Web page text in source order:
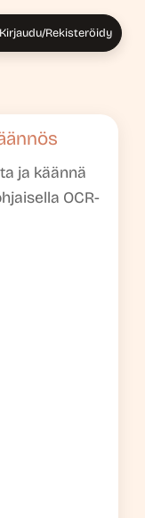
Kirjaudu/Rekisteröidy
ja käännä
OCR-